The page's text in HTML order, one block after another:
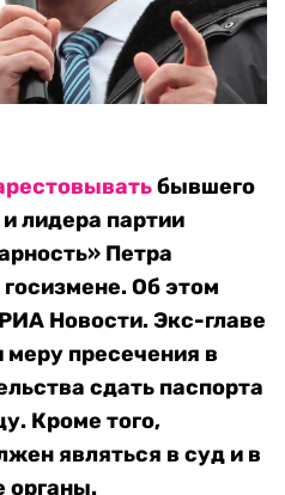
бывшего
лидера партии
Петра
Об этом
Новости. Экс-главе
меру пресечения в
сдать паспорта
Кроме того,
являться в суд и в
органы.